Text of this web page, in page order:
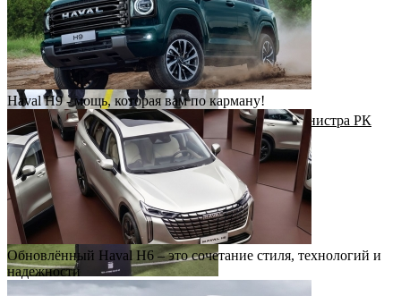
Рабочий визит Первого заместителя Премьер-министра РК
Н.Налибаева на завод КАИК
Футбольный драйв с Haval Virazh!
Haval H9 - мощь, которая вам по карману!
Обновлённый Haval H6 – это сочетание стиля, технологий и
надежности